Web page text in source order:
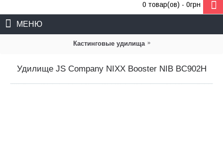
0 товар(ов) - 0грн
МЕНЮ
Кастинговые удилища
Удилище JS Company NIXX Booster NIB BC902H